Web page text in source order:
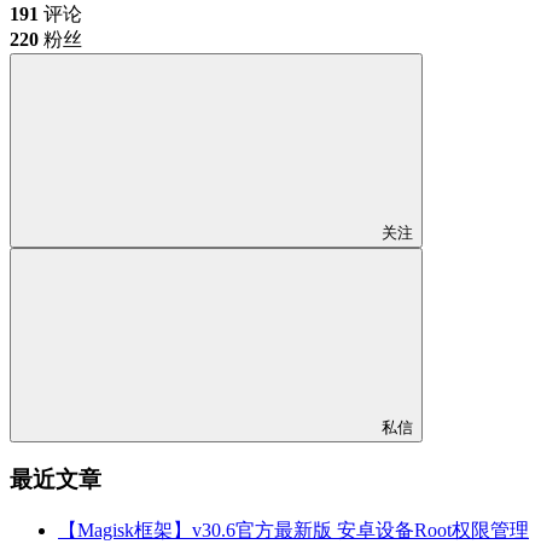
191 评论
220 粉丝
关注
私信
最近文章
【Magisk框架】v30.6官方最新版 安卓设备Root权限管理